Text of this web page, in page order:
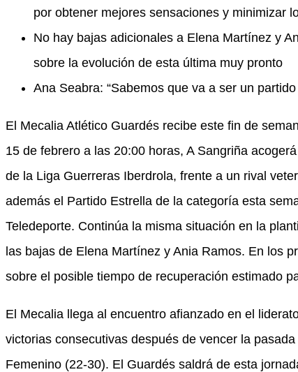
por obtener mejores sensaciones y minimizar
No hay bajas adicionales a Elena Martínez y
sobre la evolución de esta última muy pronto
Ana Seabra: “Sabemos que va a ser un
El Mecalia Atlético Guardés recibe este fin de
15 de febrero a las 20:00 horas, A Sangriña
de la Liga Guerreras Iberdrola, frente a un rival
además el Partido Estrella de la categoría esta
Teledeporte. Continúa la misma situación en la
las bajas de Elena Martínez y Ania Ramos. En los
sobre el posible tiempo de recuperación estimado
El Mecalia llega al encuentro afianzado en el
victorias consecutivas después de vencer la
Femenino (22-30). El Guardés saldrá de esta